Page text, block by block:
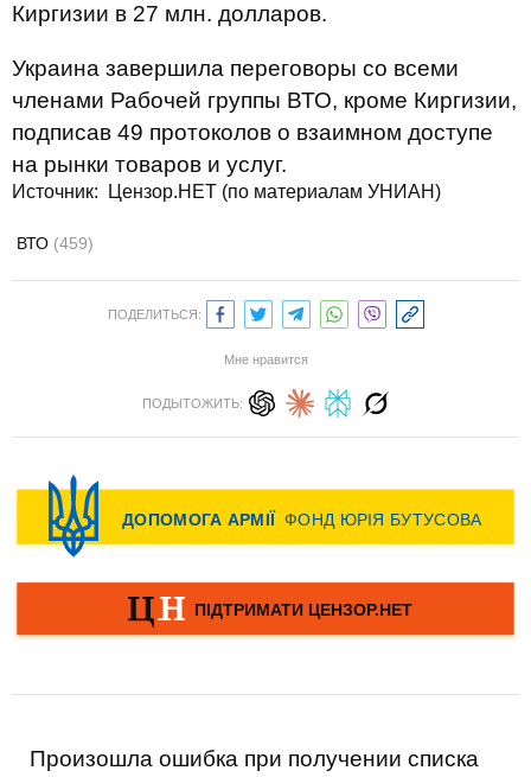
Киргизии в 27 млн. долларов.
Украина завершила переговоры со всеми
членами Рабочей группы ВТО, кроме Киргизии,
подписав 49 протоколов о взаимном доступе
на рынки товаров и услуг.
Источник: Цензор.НЕТ (по материалам УНИАН)
ВТО (459)
ПОДЕЛИТЬСЯ:
Мне нравится
ПОДЫТОЖИТЬ:
Произошла ошибка при получении списка